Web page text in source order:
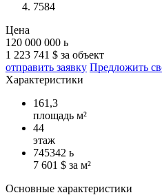
7584
Цена
120 000 000 ь
1 223 741 $ за объект
отправить заявку Предложить
Характеристики
161,3
площадь м²
44
этаж
745342 ь
7 601 $ за м²
Основные характеристики